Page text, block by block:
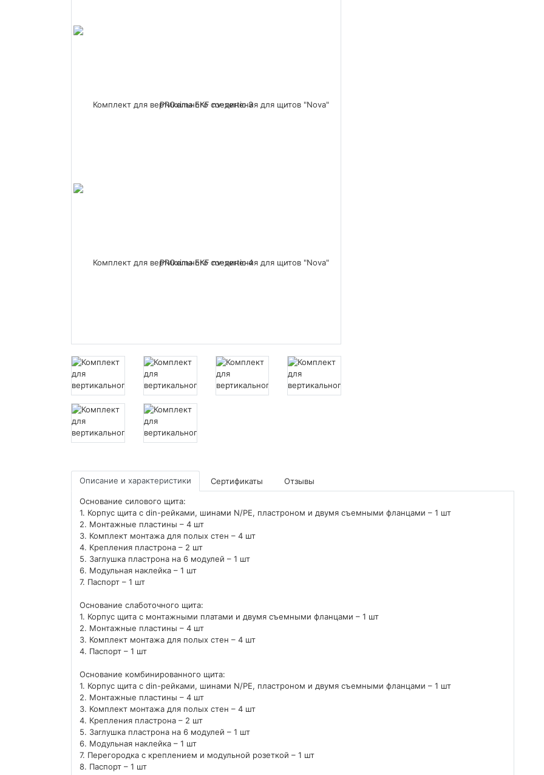
Описание и характеристики Сертификаты Отзывы
Основание силового щита:
1. Корпус щита с din-рейками, шинами N/PE, пластроном и двумя съемными фланцами – 1 шт
2. Монтажные пластины – 4 шт
3. Комплект монтажа для полых стен – 4 шт
4. Крепления пластрона – 2 шт
5. Заглушка пластрона на 6 модулей – 1 шт
6. Модульная наклейка – 1 шт
7. Паспорт – 1 шт
Основание слаботочного щита:
1. Корпус щита с монтажными платами и двумя съемными фланцами – 1 шт
2. Монтажные пластины – 4 шт
3. Комплект монтажа для полых стен – 4 шт
4. Паспорт – 1 шт
Основание комбинированного щита:
1. Корпус щита с din-рейками, шинами N/PE, пластроном и двумя съемными фланцами – 1 шт
2. Монтажные пластины – 4 шт
3. Комплект монтажа для полых стен – 4 шт
4. Крепления пластрона – 2 шт
5. Заглушка пластрона на 6 модулей – 1 шт
6. Модульная наклейка – 1 шт
7. Перегородка с креплением и модульной розеткой – 1 шт
8. Паспорт – 1 шт